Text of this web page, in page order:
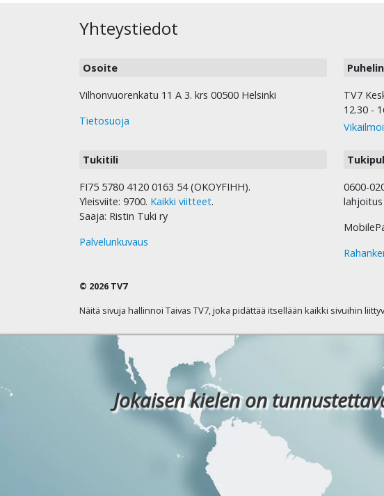
Yhteystiedot
Osoite
Vilhonvuorenkatu 11 A 3. krs 00500 Helsinki
Tietosuoja
TV7
12.30 -
Tukitili
FI75 5780 4120 0163 54 (OKOYFIHH).
Yleisviite: 9700. Kaikki viitteet.
Saaja: Ristin Tuki ry
Palvelunkuvaus
0600-
© 2026 TV7
Näitä sivuja hallinnoi Taivas TV7, joka pidättää itsellään kaikki sivuihin
Jokaisen kielen on